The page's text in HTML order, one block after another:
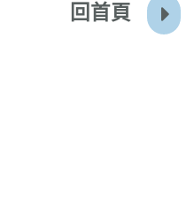
回首頁